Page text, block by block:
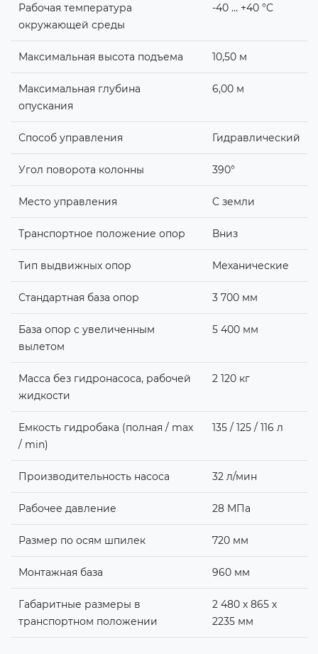
Рабочая температура
окружающей среды
-40 … +40 °C
Максимальная высота подъема 10,50 м
Максимальная глубина
опускания
6,00 м
Способ управления Гидравлический
Угол поворота колонны 390°
Место управления С земли
Транспортное положение опор Вниз
Тип выдвижных опор Механические
Стандартная база опор 3 700 мм
База опор с увеличенным
вылетом
5 400 мм
Масса без гидронасоса, рабочей
жидкости
2 120 кг
Емкость гидробака (полная / max
/ min)
135 / 125 / 116 л
Производительность насоса 32 л/мин
Рабочее давление 28 МПа
Размер по осям шпилек 720 мм
Монтажная база 960 мм
Габаритные размеры в
транспортном положении
2 480 х 865 х
2235 мм